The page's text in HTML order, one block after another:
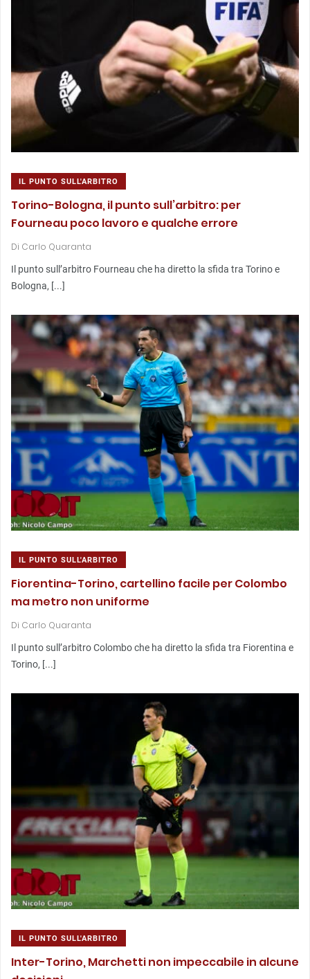
IL PUNTO SULL'ARBITRO
Torino-Bologna, il punto sull’arbitro: per
Fourneau poco lavoro e qualche errore
Di Carlo Quaranta
Il punto sull’arbitro Fourneau che ha diretto la sfida tra Torino e
Bologna, [...]
IL PUNTO SULL'ARBITRO
Fiorentina-Torino, cartellino facile per Colombo
ma metro non uniforme
Di Carlo Quaranta
Il punto sull’arbitro Colombo che ha diretto la sfida tra Fiorentina e
Torino, [...]
IL PUNTO SULL'ARBITRO
Inter-Torino, Marchetti non impeccabile in alcune